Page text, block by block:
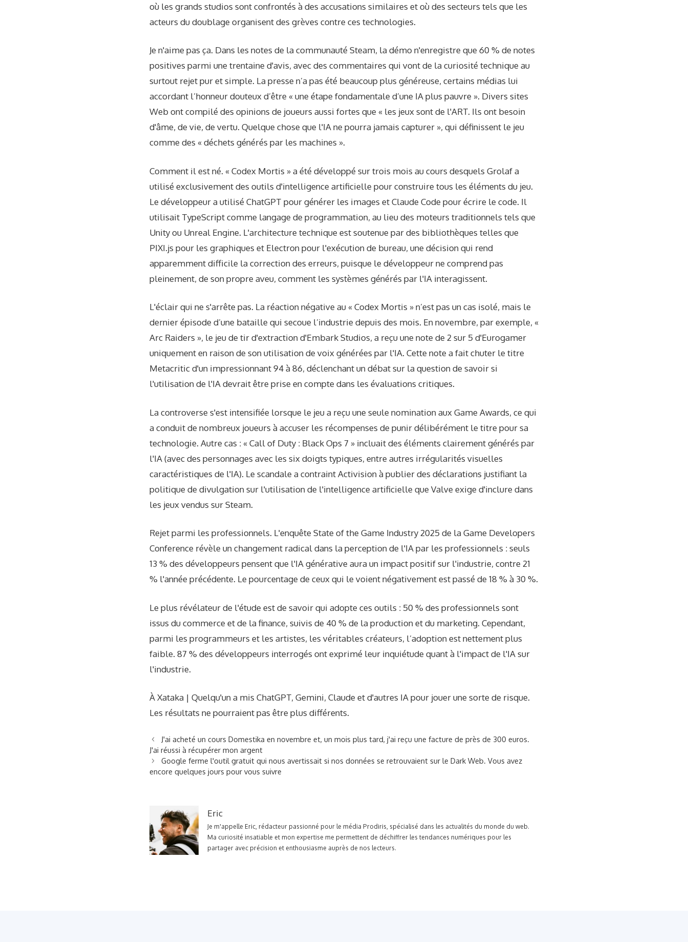
où les grands studios sont confrontés à des accusations similaires et où des secteurs tels que les
acteurs du doublage organisent des grèves contre ces technologies.
Je n'aime pas ça. Dans les notes de la communauté Steam, la démo n'enregistre que 60 % de notes
positives parmi une trentaine d'avis, avec des commentaires qui vont de la curiosité technique au
surtout rejet pur et simple. La presse n’a pas été beaucoup plus généreuse, certains médias lui
accordant l’honneur douteux d’être « une étape fondamentale d’une IA plus pauvre ». Divers sites
Web ont compilé des opinions de joueurs aussi fortes que « les jeux sont de l'ART. Ils ont besoin
d'âme, de vie, de vertu. Quelque chose que l'IA ne pourra jamais capturer », qui définissent le jeu
comme des « déchets générés par les machines ».
Comment il est né. « Codex Mortis » a été développé sur trois mois au cours desquels Grolaf a
utilisé exclusivement des outils d'intelligence artificielle pour construire tous les éléments du jeu.
Le développeur a utilisé ChatGPT pour générer les images et Claude Code pour écrire le code. Il
utilisait TypeScript comme langage de programmation, au lieu des moteurs traditionnels tels que
Unity ou Unreal Engine. L'architecture technique est soutenue par des bibliothèques telles que
PIXI.js pour les graphiques et Electron pour l'exécution de bureau, une décision qui rend
apparemment difficile la correction des erreurs, puisque le développeur ne comprend pas
pleinement, de son propre aveu, comment les systèmes générés par l'IA interagissent.
L'éclair qui ne s'arrête pas. La réaction négative au « Codex Mortis » n’est pas un cas isolé, mais le
dernier épisode d’une bataille qui secoue l’industrie depuis des mois. En novembre, par exemple, «
Arc Raiders », le jeu de tir d'extraction d'Embark Studios, a reçu une note de 2 sur 5 d'Eurogamer
uniquement en raison de son utilisation de voix générées par l'IA. Cette note a fait chuter le titre
Metacritic d'un impressionnant 94 à 86, déclenchant un débat sur la question de savoir si
l'utilisation de l'IA devrait être prise en compte dans les évaluations critiques.
La controverse s'est intensifiée lorsque le jeu a reçu une seule nomination aux Game Awards, ce qui
a conduit de nombreux joueurs à accuser les récompenses de punir délibérément le titre pour sa
technologie. Autre cas : « Call of Duty : Black Ops 7 » incluait des éléments clairement générés par
l'IA (avec des personnages avec les six doigts typiques, entre autres irrégularités visuelles
caractéristiques de l'IA). Le scandale a contraint Activision à publier des déclarations justifiant la
politique de divulgation sur l'utilisation de l'intelligence artificielle que Valve exige d'inclure dans
les jeux vendus sur Steam.
Rejet parmi les professionnels. L'enquête State of the Game Industry 2025 de la Game Developers
Conference révèle un changement radical dans la perception de l'IA par les professionnels : seuls
13 % des développeurs pensent que l'IA générative aura un impact positif sur l'industrie, contre 21
% l'année précédente. Le pourcentage de ceux qui le voient négativement est passé de 18 % à 30 %.
Le plus révélateur de l'étude est de savoir qui adopte ces outils : 50 % des professionnels sont
issus du commerce et de la finance, suivis de 40 % de la production et du marketing. Cependant,
parmi les programmeurs et les artistes, les véritables créateurs, l’adoption est nettement plus
faible. 87 % des développeurs interrogés ont exprimé leur inquiétude quant à l'impact de l'IA sur
l'industrie.
À Xataka | Quelqu'un a mis ChatGPT, Gemini, Claude et d'autres IA pour jouer une sorte de risque.
Les résultats ne pourraient pas être plus différents.
J'ai acheté un cours Domestika en novembre et, un mois plus tard, j'ai reçu une facture de près de 300 euros.
J'ai réussi à récupérer mon argent
Google ferme l'outil gratuit qui nous avertissait si nos données se retrouvaient sur le Dark Web. Vous avez
encore quelques jours pour vous suivre
Eric
Je m'appelle Eric, rédacteur passionné pour le média Prodiris, spécialisé dans les actualités du monde du web.
Ma curiosité insatiable et mon expertise me permettent de déchiffrer les tendances numériques pour les
partager avec précision et enthousiasme auprès de nos lecteurs.